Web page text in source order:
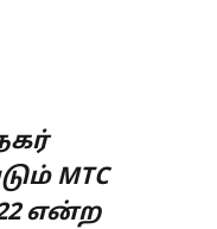
MTC
என்ற